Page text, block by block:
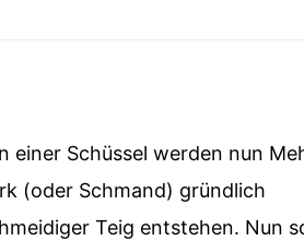
einer Schüssel werden nun
(oder Schmand) gründlich
Teig entstehen. Nun